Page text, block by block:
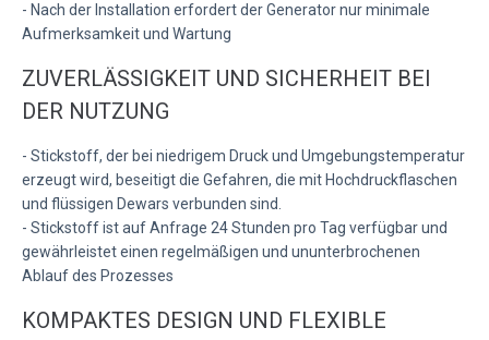
- Nach der Installation erfordert der Generator nur minimale
Aufmerksamkeit und Wartung
ZUVERLÄSSIGKEIT UND SICHERHEIT BEI
DER NUTZUNG
- Stickstoff, der bei niedrigem Druck und Umgebungstemperatur
erzeugt wird, beseitigt die Gefahren, die mit Hochdruckflaschen
und flüssigen Dewars verbunden sind.
- Stickstoff ist auf Anfrage 24 Stunden pro Tag verfügbar und
gewährleistet einen regelmäßigen und ununterbrochenen
Ablauf des Prozesses
KOMPAKTES DESIGN UND FLEXIBLE